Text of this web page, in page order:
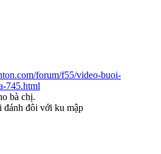
forum/f55/video-buoi-
745.html
bà chị.
đánh đôi với ku mập